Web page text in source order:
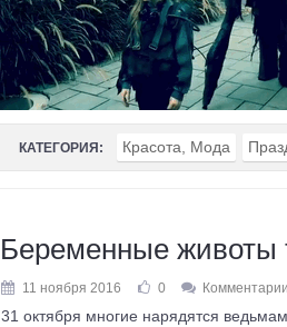
КАТЕГОРИЯ: Красота, Мода
Беременные животы
11 ноября 2016 0
31 октября многие нарядятся